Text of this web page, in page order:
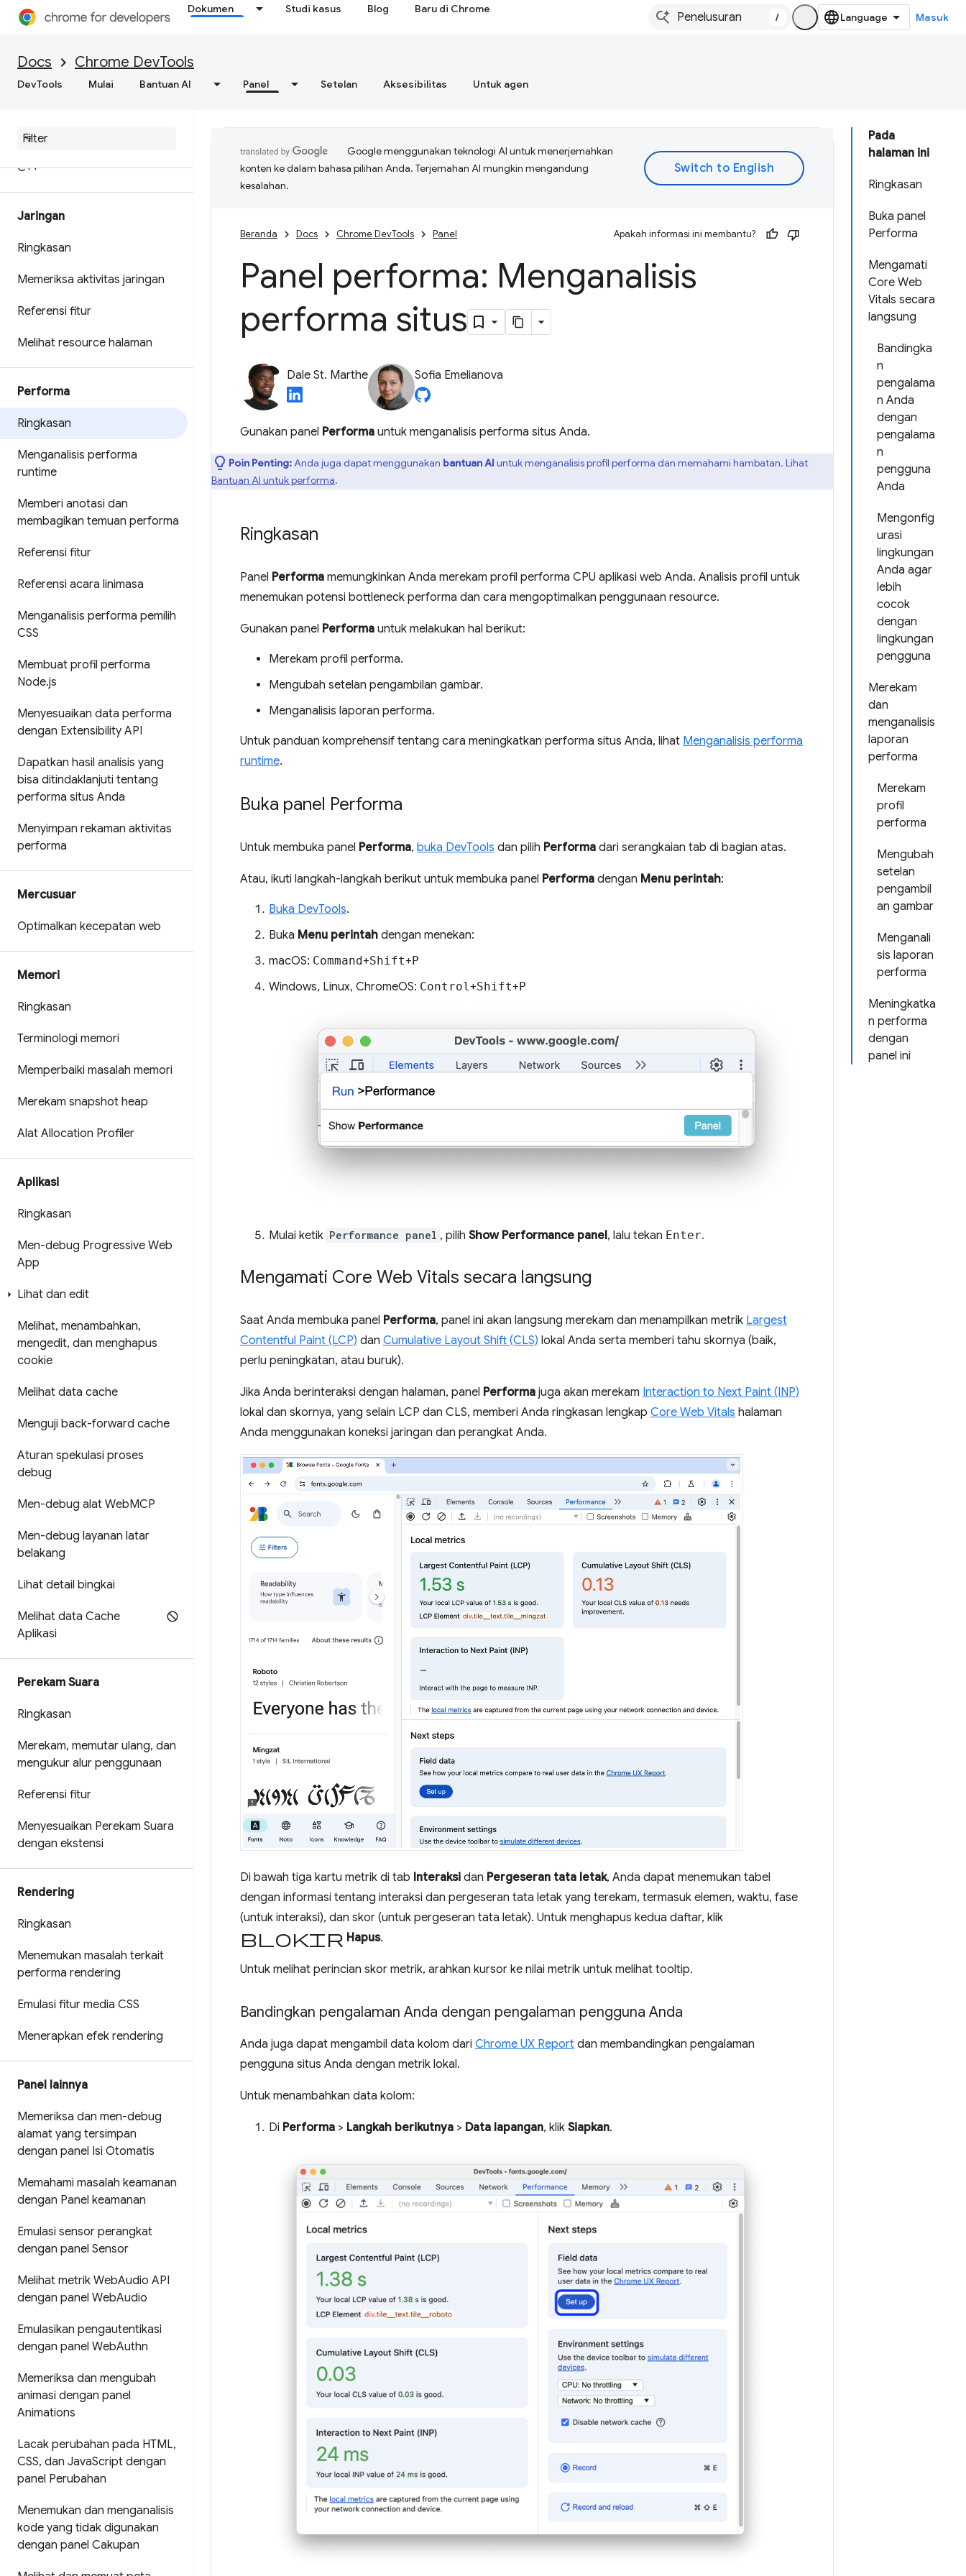
Dokumen Studi kasus Blog Baru di Chrome
/ Masuk
Docs Chrome DevTools
DevTools Mulai Bantuan AI Panel Setelan Aksesibilitas Untuk agen
HTTP dan konten web secara
lokal
C++
Jaringan
Ringkasan
Memeriksa aktivitas jaringan
Referensi fitur
Melihat resource halaman
Performa
Ringkasan
Menganalisis performa
runtime
Memberi anotasi dan
membagikan temuan performa
Referensi fitur
Referensi acara linimasa
Menganalisis performa pemilih
CSS
Membuat profil performa
Node.js
Menyesuaikan data performa
dengan Extensibility API
Dapatkan hasil analisis yang
bisa ditindaklanjuti tentang
performa situs Anda
Menyimpan rekaman aktivitas
performa
Mercusuar
Optimalkan kecepatan web
Memori
Ringkasan
Terminologi memori
Memperbaiki masalah memori
Merekam snapshot heap
Alat Allocation Profiler
Aplikasi
Ringkasan
Men-debug Progressive Web
App
Lihat dan edit
Melihat, menambahkan,
mengedit, dan menghapus
cookie
Melihat data cache
Menguji back-forward cache
Aturan spekulasi proses
debug
Men-debug alat WebMCP
Men-debug layanan latar
belakang
Lihat detail bingkai
Melihat data Cache
Aplikasi
Perekam Suara
Ringkasan
Merekam, memutar ulang, dan
mengukur alur penggunaan
Referensi fitur
Menyesuaikan Perekam Suara
dengan ekstensi
Rendering
Ringkasan
Menemukan masalah terkait
performa rendering
Emulasi fitur media CSS
Menerapkan efek rendering
Panel lainnya
Memeriksa dan men-debug
alamat yang tersimpan
dengan panel Isi Otomatis
Memahami masalah keamanan
dengan Panel keamanan
Emulasi sensor perangkat
dengan panel Sensor
Melihat metrik WebAudio API
dengan panel WebAudio
Emulasikan pengautentikasi
dengan panel WebAuthn
Memeriksa dan mengubah
animasi dengan panel
Animations
Lacak perubahan pada HTML,
CSS, dan JavaScript dengan
panel Perubahan
Menemukan dan menganalisis
kode yang tidak digunakan
dengan panel Cakupan
Pada
halaman ini
Ringkasan
Buka panel
Performa
Mengamati
Core Web
Vitals secara
langsung
Bandingka
n
pengalama
n Anda
dengan
pengalama
n
pengguna
Anda
Mengonfig
urasi
lingkungan
Anda agar
lebih
cocok
dengan
lingkungan
pengguna
Merekam
dan
menganalisis
laporan
performa
Merekam
profil
performa
Mengubah
setelan
pengambil
an gambar
Menganali
sis laporan
performa
Meningkatka
n performa
dengan
panel ini
Google menggunakan teknologi AI untuk menerjemahkan
konten ke dalam bahasa pilihan Anda. Terjemahan AI mungkin mengandung
kesalahan.
Beranda Docs Chrome DevTools Panel Apakah informasi ini membantu?
Panel performa: Menganalisis
performa situs
Dale St. Marthe Sofia Emelianova
Gunakan panel Performa untuk menganalisis performa situs Anda.
Poin Penting:Anda juga dapat menggunakan bantuan AI untuk menganalisis profil performa dan memahami hambatan. Lihat
Bantuan AI untuk performa.
Ringkasan
Panel Performa memungkinkan Anda merekam profil performa CPU aplikasi web Anda. Analisis profil untuk
menemukan potensi bottleneck performa dan cara mengoptimalkan penggunaan resource.
Gunakan panel Performa untuk melakukan hal berikut:
Merekam profil performa.
Mengubah setelan pengambilan gambar.
Menganalisis laporan performa.
Untuk panduan komprehensif tentang cara meningkatkan performa situs Anda, lihat Menganalisis performa
runtime.
Buka panel Performa
Untuk membuka panel Performa, buka DevTools dan pilih Performa dari serangkaian tab di bagian atas.
Atau, ikuti langkah-langkah berikut untuk membuka panel Performa dengan Menu perintah:
Buka DevTools.
Buka Menu perintah dengan menekan:
macOS: Command+Shift+P
Windows, Linux, ChromeOS: Control+Shift+P
Mulai ketik Performance panel , pilih Show Performance panel, lalu tekan Enter.
Mengamati Core Web Vitals secara langsung
Saat Anda membuka panel Performa, panel ini akan langsung merekam dan menampilkan metrik Largest
Contentful Paint (LCP) dan Cumulative Layout Shift (CLS) lokal Anda serta memberi tahu skornya (baik,
perlu peningkatan, atau buruk).
Jika Anda berinteraksi dengan halaman, panel Performa juga akan merekam Interaction to Next Paint (INP)
lokal dan skornya, yang selain LCP dan CLS, memberi Anda ringkasan lengkap Core Web Vitals halaman
Anda menggunakan koneksi jaringan dan perangkat Anda.
Di bawah tiga kartu metrik di tab Interaksi dan Pergeseran tata letak, Anda dapat menemukan tabel
dengan informasi tentang interaksi dan pergeseran tata letak yang terekam, termasuk elemen, waktu, fase
(untuk interaksi), dan skor (untuk pergeseran tata letak). Untuk menghapus kedua daftar, klik
blokir Hapus.
Untuk melihat perincian skor metrik, arahkan kursor ke nilai metrik untuk melihat tooltip.
Bandingkan pengalaman Anda dengan pengalaman pengguna Anda
Anda juga dapat mengambil data kolom dari Chrome UX Report dan membandingkan pengalaman
pengguna situs Anda dengan metrik lokal.
Untuk menambahkan data kolom:
Di Performa > Langkah berikutnya > Data lapangan, klik Siapkan.